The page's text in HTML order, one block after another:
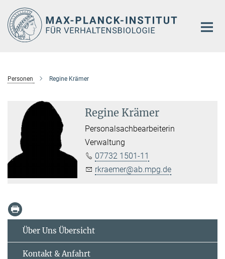
Hauptinhalt
Personen Regine Krämer
Regine Krämer
Personalsachbearbeiterin
Verwaltung
07732 1501-11
rkraemer@ab.mpg.de
Über Uns Übersicht
Kontakt & Anfahrt